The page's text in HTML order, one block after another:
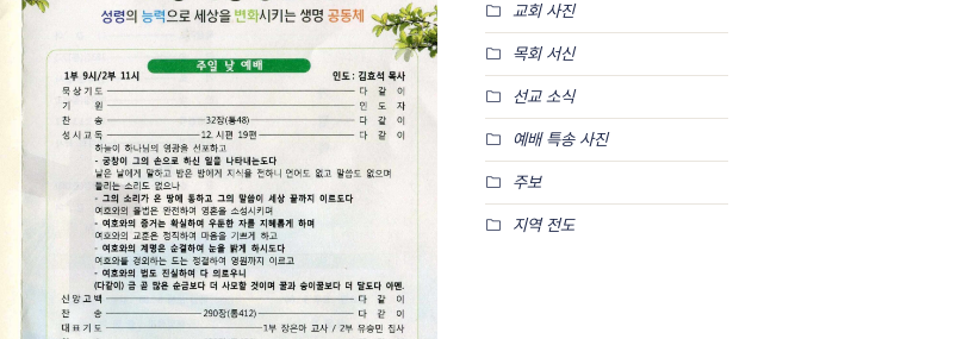
교회 사진
목회 서신
선교 소식
예배 특송 사진
주보
지역 전도